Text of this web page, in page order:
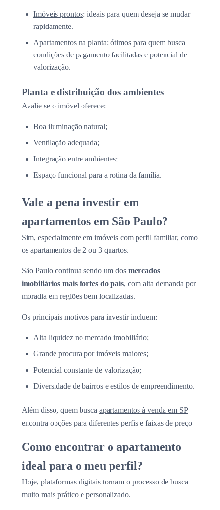
Imóveis prontos: ideais para quem deseja se mudar
rapidamente.
Apartamentos na planta: ótimos para quem busca
condições de pagamento facilitadas e potencial de
valorização.
Planta e distribuição dos ambientes
Avalie se o imóvel oferece:
Boa iluminação natural;
Ventilação adequada;
Integração entre ambientes;
Espaço funcional para a rotina da família.
Vale a pena investir em
apartamentos em São Paulo?
Sim, especialmente em imóveis com perfil familiar, como
os apartamentos de 2 ou 3 quartos.
São Paulo continua sendo um dos mercados
imobiliários mais fortes do país, com alta demanda por
moradia em regiões bem localizadas.
Os principais motivos para investir incluem:
Alta liquidez no mercado imobiliário;
Grande procura por imóveis maiores;
Potencial constante de valorização;
Diversidade de bairros e estilos de empreendimento.
Além disso, quem busca apartamentos à venda em SP
encontra opções para diferentes perfis e faixas de preço.
Como encontrar o apartamento
ideal para o meu perfil?
Hoje, plataformas digitais tornam o processo de busca
muito mais prático e personalizado.